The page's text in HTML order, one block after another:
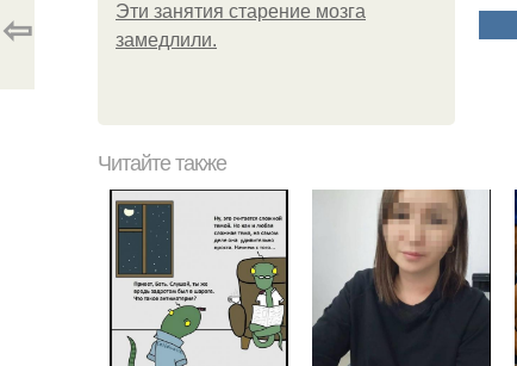
Эти занятия старение мозга
замедлили.
⇦
Читайте также